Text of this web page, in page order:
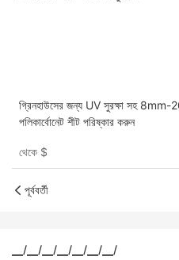
গ্রিনহাউসের জন্য UV সুরক্ষা সহ 8mm-
পলিকার্বোনেট শীট পরিষ্কার করুন
থেকে $
পূর্ববর্তী
▁/▁/▁/▁/▁/▁/▁/